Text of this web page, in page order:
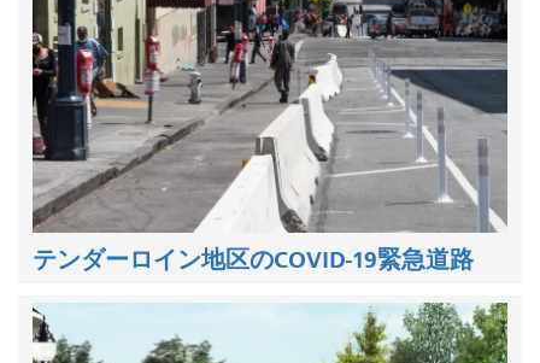
テンダーロイン地区のCOVID-19緊急道路